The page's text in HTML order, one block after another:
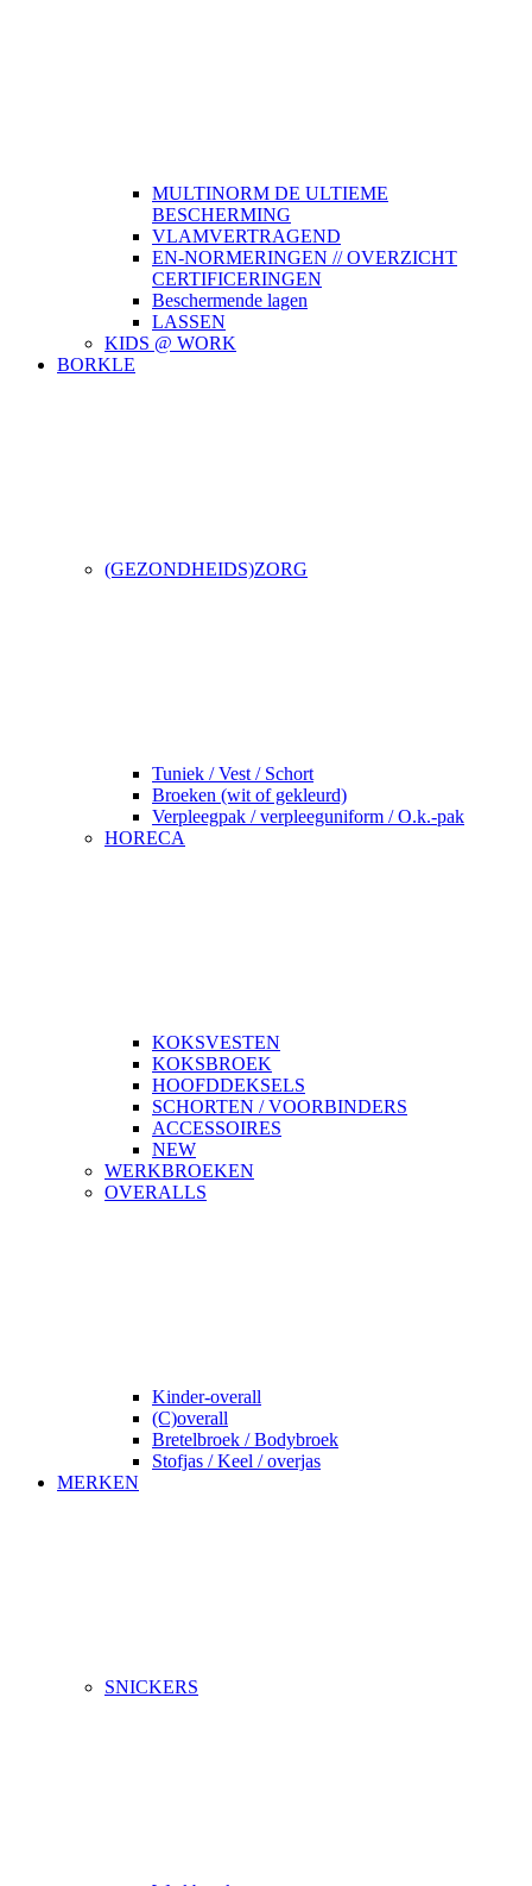
MULTINORM DE ULTIEME
BESCHERMING
VLAMVERTRAGEND
EN-NORMERINGEN // OVERZICHT
CERTIFICERINGEN
Beschermende lagen
LASSEN
KIDS @ WORK
BORKLE
(GEZONDHEIDS)ZORG
Tuniek / Vest / Schort
Broeken (wit of gekleurd)
Verpleegpak / verpleeguniform / O.k.-pak
HORECA
KOKSVESTEN
KOKSBROEK
HOOFDDEKSELS
SCHORTEN / VOORBINDERS
ACCESSOIRES
NEW
WERKBROEKEN
OVERALLS
Kinder-overall
(C)overall
Bretelbroek / Bodybroek
Stofjas / Keel / overjas
MERKEN
SNICKERS